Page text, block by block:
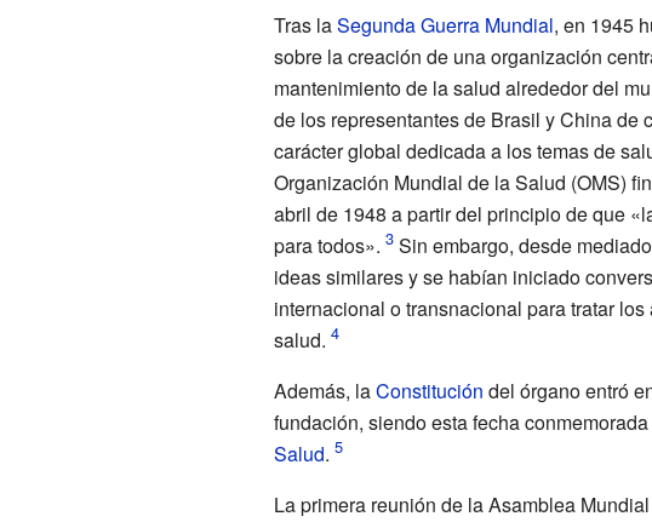
Tras laSegunda Guerra Mundial, en 1945
sobre la creación de una organización
mantenimiento de la salud alrededor del
de los representantes de Brasil y China de
carácter global dedicada a los temas de
Organización Mundial de la Salud (OMS)
abril de 1948 a partir del principio de que
para todos». Sin embargo, desde
ideas similares y se habían iniciado
internacional o transnacional para tratar
salud.
Además, laConstitución del órgano entró
fundación, siendo esta fecha
Salud.
La primera reunión de la Asamblea